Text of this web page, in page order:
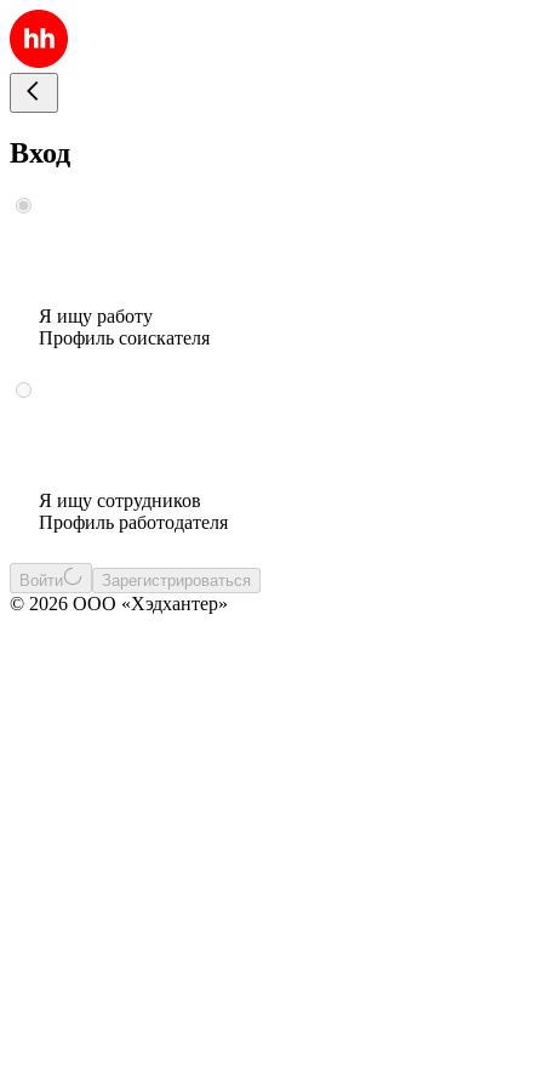
Вход
Я ищу работу
Профиль соискателя
Я ищу сотрудников
Профиль работодателя
Войти Зарегистрироваться
© 2026 ООО «Хэдхантер»